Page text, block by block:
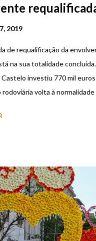
2019
de requalificação da
na sua totalidade
Castelo investiu 770 mil
volta à normalidade
inteiro)